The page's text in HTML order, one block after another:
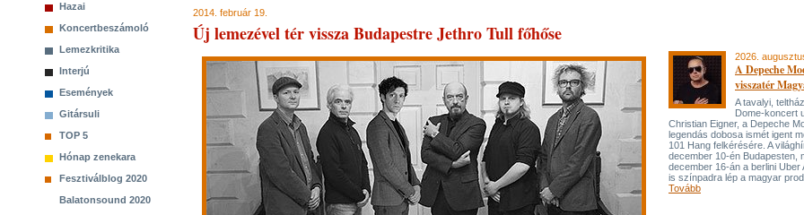
Hazai
Koncertbeszámoló
Lemezkritika
Interjú
Események
Gitársuli
TOP 5
Hónap zenekara
Fesztiválblog 2020
Balatonsound 2020
2014. február 19.
Új lemezével tér vissza Budapestre Jethro Tull főhőse
2026.
A Depeche
visszatér
A tavalyi,
Dome-koncert
Christian Eigner, a Depeche
legendás dobosa ismét igent
101 Hang felkérésére. A
december 10-én Budapesten,
december 16-án a berlini Uber
is színpadra lép a magyar
Tovább